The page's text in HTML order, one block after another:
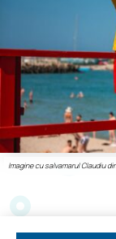
Imagine cu salvamarul Claudiu